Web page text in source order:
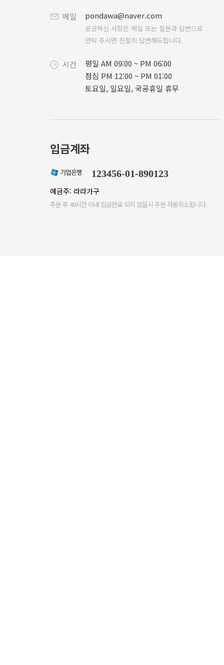
메일 pondawa@naver.com
궁금하신 사항은 메일 또는 질문과 답변으로
연락 주시면 친절히 답변해드립니다.
시간
평일 AM 09:00 ~ PM 06:00
점심 PM 12:00 ~ PM 01:00
토요일, 일요일, 국공휴일 휴무
입금계좌
123456-01-890123
예금주: 라라가구
주문 후 48시간 이내 입금완료 되지 않을시 주문 자동취소됩니다.